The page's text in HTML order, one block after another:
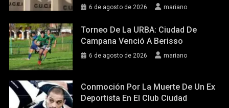
6 de agosto de 2026 mariano
Torneo De La URBA: Ciudad De
Campana Venció A Berisso
6 de agosto de 2026 mariano
Conmoción Por La Muerte De Un Ex
Deportista En El Club Ciudad